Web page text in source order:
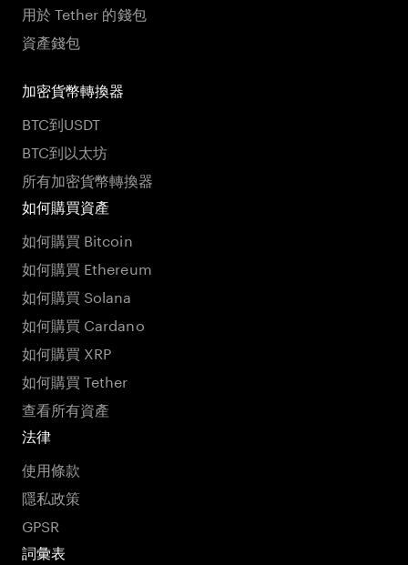
用於 Tether 的錢包
資產錢包
加密貨幣轉換器
BTC到USDT
BTC到以太坊
所有加密貨幣轉換器
如何購買資產
如何購買 Bitcoin
如何購買 Ethereum
如何購買 Solana
如何購買 Cardano
如何購買 XRP
如何購買 Tether
查看所有資產
法律
使用條款
隱私政策
GPSR
詞彙表